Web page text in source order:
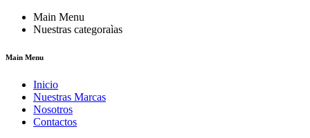
Main Menu
Nuestras categoraìas
Main Menu
Inicio
Nuestras Marcas
Nosotros
Contactos